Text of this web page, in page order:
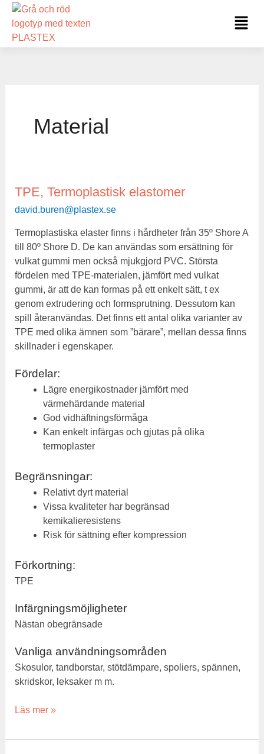
Hoppa
innehåll
Material
TPE, Termoplastisk elastomer
david.buren@plastex.se
Termoplastiska elaster finns i hårdheter från 35º Shore A
till 80º Shore D. De kan användas som ersättning för
vulkat gummi men också mjukgjord PVC. Största
fördelen med TPE-materialen, jämfört med vulkat
gummi, är att de kan formas på ett enkelt sätt, t ex
genom extrudering och formsprutning. Dessutom kan
spill återanvändas. Det finns ett antal olika varianter av
TPE med olika ämnen som ”bärare”, mellan dessa finns
skillnader i egenskaper.
Fördelar:
Lägre energikostnader jämfört med
värmehärdande material
God vidhäftningsförmåga
Kan enkelt infärgas och gjutas på olika
termoplaster
Begränsningar:
Relativt dyrt material
Vissa kvaliteter har begränsad
kemikalieresistens
Risk för sättning efter kompression
Förkortning:
TPE
Infärgningsmöjligheter
Nästan obegränsade
Vanliga användningsområden
Skosulor, tandborstar, stötdämpare, spoliers, spännen,
skridskor, leksaker m m.
TPE,
Termoplastisk
Läs mer »